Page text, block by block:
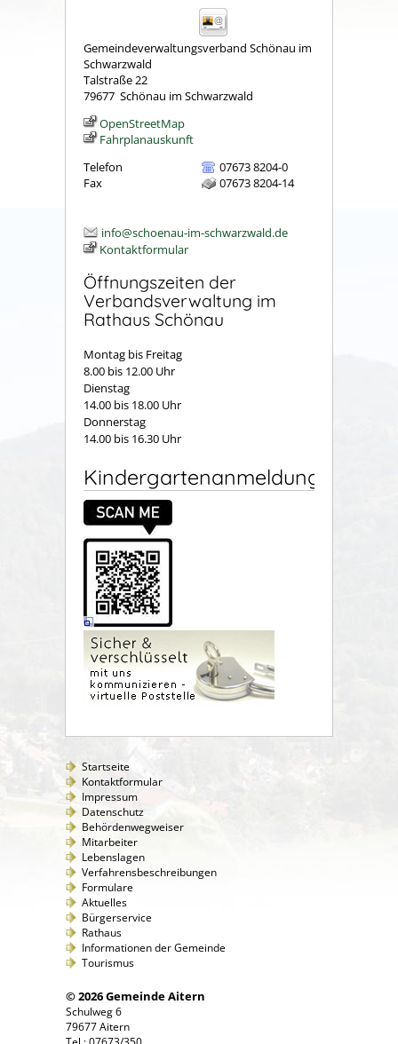
Gemeindeverwaltungsverband Schönau im
Schwarzwald
Talstraße 22
79677 Schönau im Schwarzwald
OpenStreetMap
Fahrplanauskunft
Telefon
07673 8204-0
Fax
07673 8204-14
info@schoenau-im-schwarzwald.de
Kontaktformular
Öffnungszeiten der
Verbandsverwaltung im
Rathaus Schönau
Montag bis Freitag
8.00 bis 12.00 Uhr
Dienstag
14.00 bis 18.00 Uhr
Donnerstag
14.00 bis 16.30 Uhr
Kindergartenanmeldung
Startseite
Kontaktformular
Impressum
Datenschutz
Behördenwegweiser
Mitarbeiter
Lebenslagen
Verfahrensbeschreibungen
Formulare
Aktuelles
Bürgerservice
Rathaus
Informationen der Gemeinde
Tourismus
© 2026 Gemeinde Aitern
Schulweg 6
79677 Aitern